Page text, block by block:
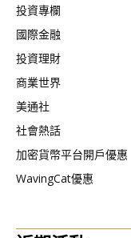
投資專欄
國際金融
投資理財
商業世界
美通社
社會熱話
加密貨幣平台開戶優惠
WavingCat優惠